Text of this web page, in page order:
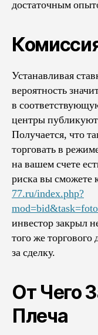
достаточным
Устанавливая
вероятность
в
центры публикуют
Получается, что
торговать в
на вашем счете
риска вы сможете
77.ru/index.php?
инвестор закрыл
того же
за сделку.
От Чего
Плеча